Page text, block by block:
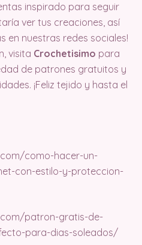
inspirado para seguir
ver tus creaciones, así
en nuestras redes sociales!
visita Crochetisimo para
de patrones gratuitos y
¡Feliz tejido y hasta el
como-hacer-un-
con-estilo-y-proteccion-
patron-gratis-de-
para-dias-soleados/